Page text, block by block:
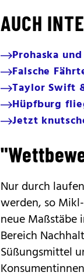
AUCH
Prohaska
Falsche
Taylor Swift
Hüpfburg
Jetzt
Nur durch
werden, so
neue Maßstäbe
Bereich
Süßungsmittel